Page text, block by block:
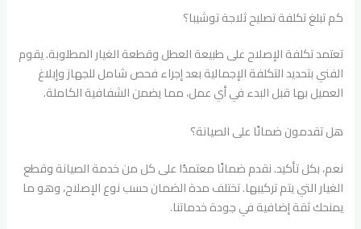
كم تبلغ تكلفة تصليح ثلاجة توشيبا؟
تعتمد تكلفة الإصلاح على طبيعة العطل وقطعة الغيار المطلوبة. يقوم
الفني بتحديد التكلفة الإجمالية بعد إجراء فحص شامل للجهاز وإبلاغ
العميل بها قبل البدء في أي عمل، مما يضمن الشفافية الكاملة.
هل تقدمون ضمانًا على الصيانة؟
نعم، بكل تأكيد. نقدم ضمانًا معتمدًا على كل من خدمة الصيانة وقطع
الغيار التي يتم تركيبها. تختلف مدة الضمان حسب نوع الإصلاح، وهو ما
يمنحك ثقة إضافية في جودة خدماتنا.